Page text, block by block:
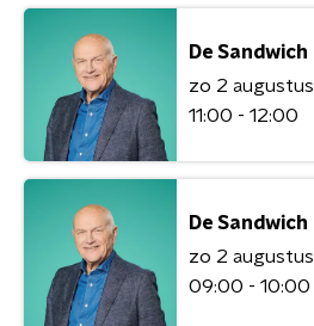
De Sandwich
zo 2 augustus
11:00 - 12:00
De Sandwich
zo 2 augustus
09:00 - 10:00